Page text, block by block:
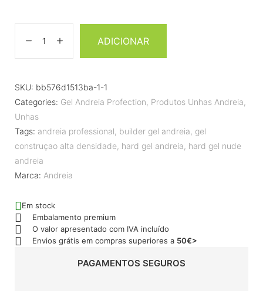
ADICIONAR
SKU: bb576d1513ba-1-1
Categories: Gel Andreia Profection, Produtos Unhas Andreia,
Unhas
Tags: andreia professional, builder gel andreia, gel
construçao alta densidade, hard gel andreia, hard gel nude
andreia
Marca: Andreia
Em stock
Embalamento premium
O valor apresentado com IVA incluído
Envios grátis em compras superiores a 50€>
PAGAMENTOS SEGUROS